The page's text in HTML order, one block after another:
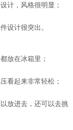
计，风格很明显；
设计很突出。
放在冰箱里；
看起来非常轻松；
放进去，还可以去挑